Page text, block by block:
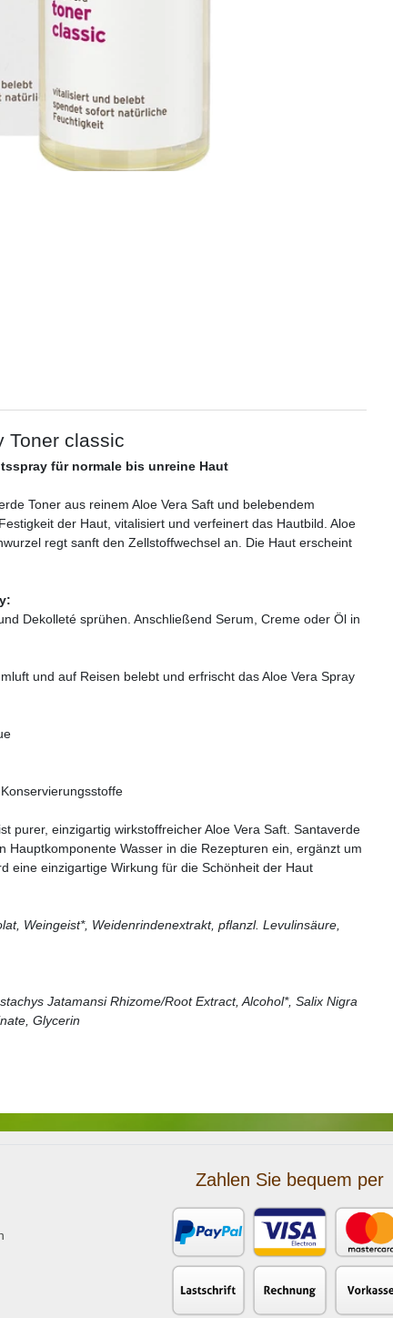
Toner classic
für normale bis unreine Haut
Toner aus reinem Aloe Vera Saft und belebendem
der Haut, vitalisiert und verfeinert das Hautbild. Aloe
regt sanft den Zellstoffwechsel an. Die Haut erscheint
Dekolleté sprühen. Anschließend Serum, Creme oder Öl in
und auf Reisen belebt und erfrischt das Aloe Vera Spray
purer, einzigartig wirkstoffreicher Aloe Vera Saft. Santaverde
Hauptkomponente Wasser in die Rezepturen ein, ergänzt um
eine einzigartige Wirkung für die Schönheit der Haut
Weingeist*, Weidenrindenextrakt, pflanzl. Levulinsäure,
Jatamansi Rhizome/Root Extract, Alcohol*, Salix Nigra
Glycerin
Zahlen Sie bequem per